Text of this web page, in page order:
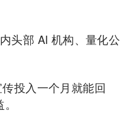
头部 AI 机构、量化公
投入一个月就能回